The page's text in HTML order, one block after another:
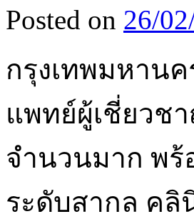
Posted on 26/
กรุงเทพมหาน
แพทย์ผู้เชี่ยวช
จำนวนมาก พร้
ระดับสากล คลิ